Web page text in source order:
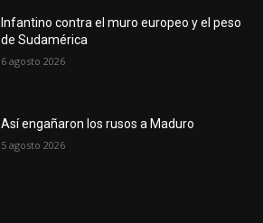
Infantino contra el muro europeo y el peso
de Sudamérica
6 agosto 2026
Así engañaron los rusos a Maduro
5 agosto 2026